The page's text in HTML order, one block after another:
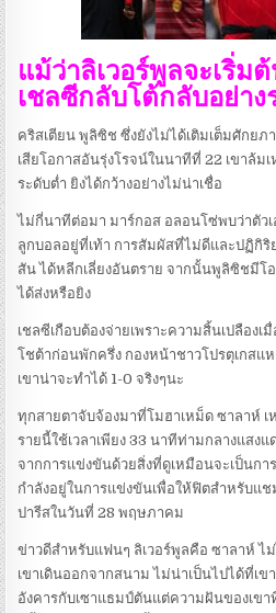
แม้ว่าลิเวอร์พูลจะเริ่ม
เชลซีกลับโต้กลับอย่าง
คริสเตียน พูลิซิช ซึ่งยังไม่ได้เติมเต็มศักย
เสียโอกาสอันรุ่งโรจน์ในนาทีที่ 22 เขาล้ม
ระดับต่ำ ยิงได้กว้างอย่างไม่น่าเชื่อ
ไม่กี่นาทีต่อมา มาร์กอส อลอนโซ่พบว่าตัว
ลูกบอลอยู่ที่เท้า การสัมผัสที่ไม่ดีและปฏิกิริ
สัน ได้หลีกเลี่ยงอันตราย จากนั้นพูลิซิชมีโ
ได้ส่งหรือยิง
เชลซีเกือบต้องจ่ายเพราะความสิ้นเปลืองเ
โชต้าก่อนพักครึ่ง กองหน้าชาวโปรตุเกสแ
เขาน่าจะทำได้ 1-0 จริงๆนะ
ทุกสายตาจับจ้องมาที่โมฮาเหม็ด ซาลาห์ เ
รายนี้ใช้เวลาเพียง 33 นาทีท่ามกลางแสง
จากการแข่งขันด้วยสิ่งที่ดูเหมือนจะเป็นก
กำลังอยู่ในการแข่งขันเพื่อให้ฟิตสำหรับแ
ปารีสในวันที่ 28 พฤษภาคม
ข่าวดีสำหรับแฟนๆ ลิเวอร์พูลคือ ซาลาห์
เขาเดินออกจากสนาม ไม่น่าเป็นไปได้ที่เ
อังคารกับเซาแธมป์ตันแต่ความฝันของเข